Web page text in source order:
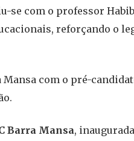
com o professor
reforçando o
com o pré-
Barra Mansa,